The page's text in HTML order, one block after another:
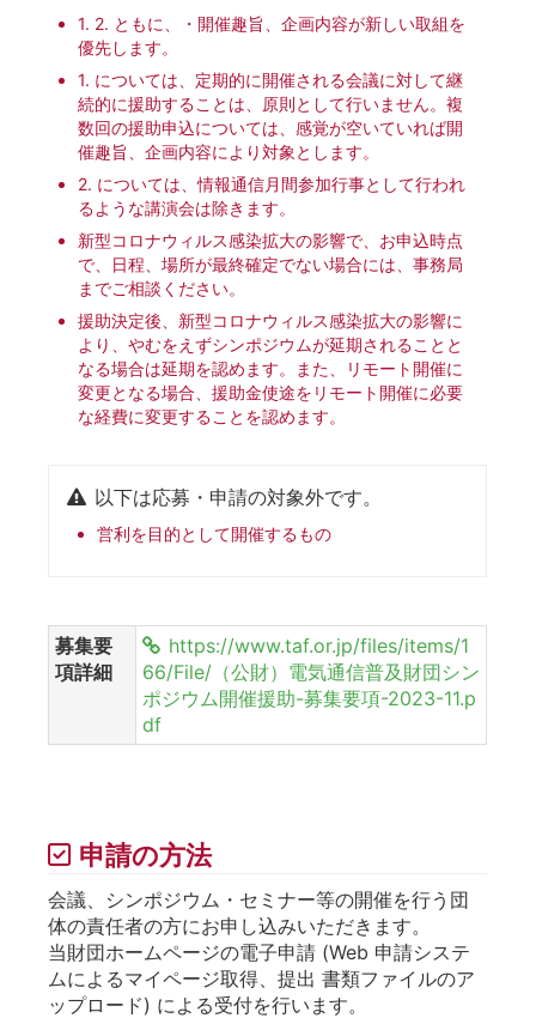
1. 2. ともに、・開催趣旨、企画内容が新しい取組を
優先します。
1. については、定期的に開催される会議に対して継
続的に援助することは、原則として行いません。複
数回の援助申込については、感覚が空いていれば開
催趣旨、企画内容により対象とします。
2. については、情報通信月間参加行事として行われ
るような講演会は除きます。
新型コロナウィルス感染拡大の影響で、お申込時点
で、日程、場所が最終確定でない場合には、事務局
までご相談ください。
援助決定後、新型コロナウィルス感染拡大の影響に
より、やむをえずシンポジウムが延期されることと
なる場合は延期を認めます。また、リモート開催に
変更となる場合、援助金使途をリモート開催に必要
な経費に変更することを認めます。
以下は応募・申請の対象外です。
営利を目的として開催するもの
募集要
項詳細
https://www.taf.or.jp/files/items/1
66/File/（公財）電気通信普及財団シン
ポジウム開催援助-募集要項-2023-11.p
df
申請の方法
会議、シンポジウム・セミナー等の開催を行う団
体の責任者の方にお申し込みいただきます。
当財団ホームページの電子申請 (Web 申請システ
ムによるマイページ取得、提出 書類ファイルのア
ップロード) による受付を行います。